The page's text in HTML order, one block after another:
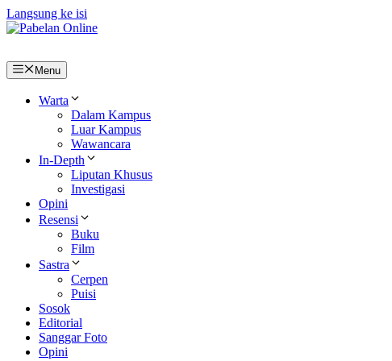
Langsung ke isi
Menu
Warta
Dalam Kampus
Luar Kampus
Wawancara
In-Depth
Liputan Khusus
Investigasi
Opini
Resensi
Buku
Film
Sastra
Cerpen
Puisi
Sosok
Editorial
Sanggar Foto
Opini